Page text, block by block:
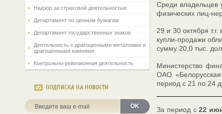
Надзор за страховой деятельностью
Департамент по ценным бумагам
Департамент государственных знаков
Деятельность с драгоценными металлами и
драгоценными камнями
Контрольно-ревизионная деятельность
ПОДПИСКА НА НОВОСТИ
OK
Среди владельцев
физических лиц-
29 и 30 октября
купли-продажи
сумму 20,0 тыс.
Министерство
ОАО
период с 21 по 24
За период с22